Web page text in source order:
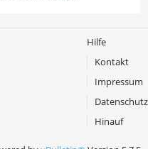
Hilfe
Kontakt
Impressum
Datenschutz
Hinauf